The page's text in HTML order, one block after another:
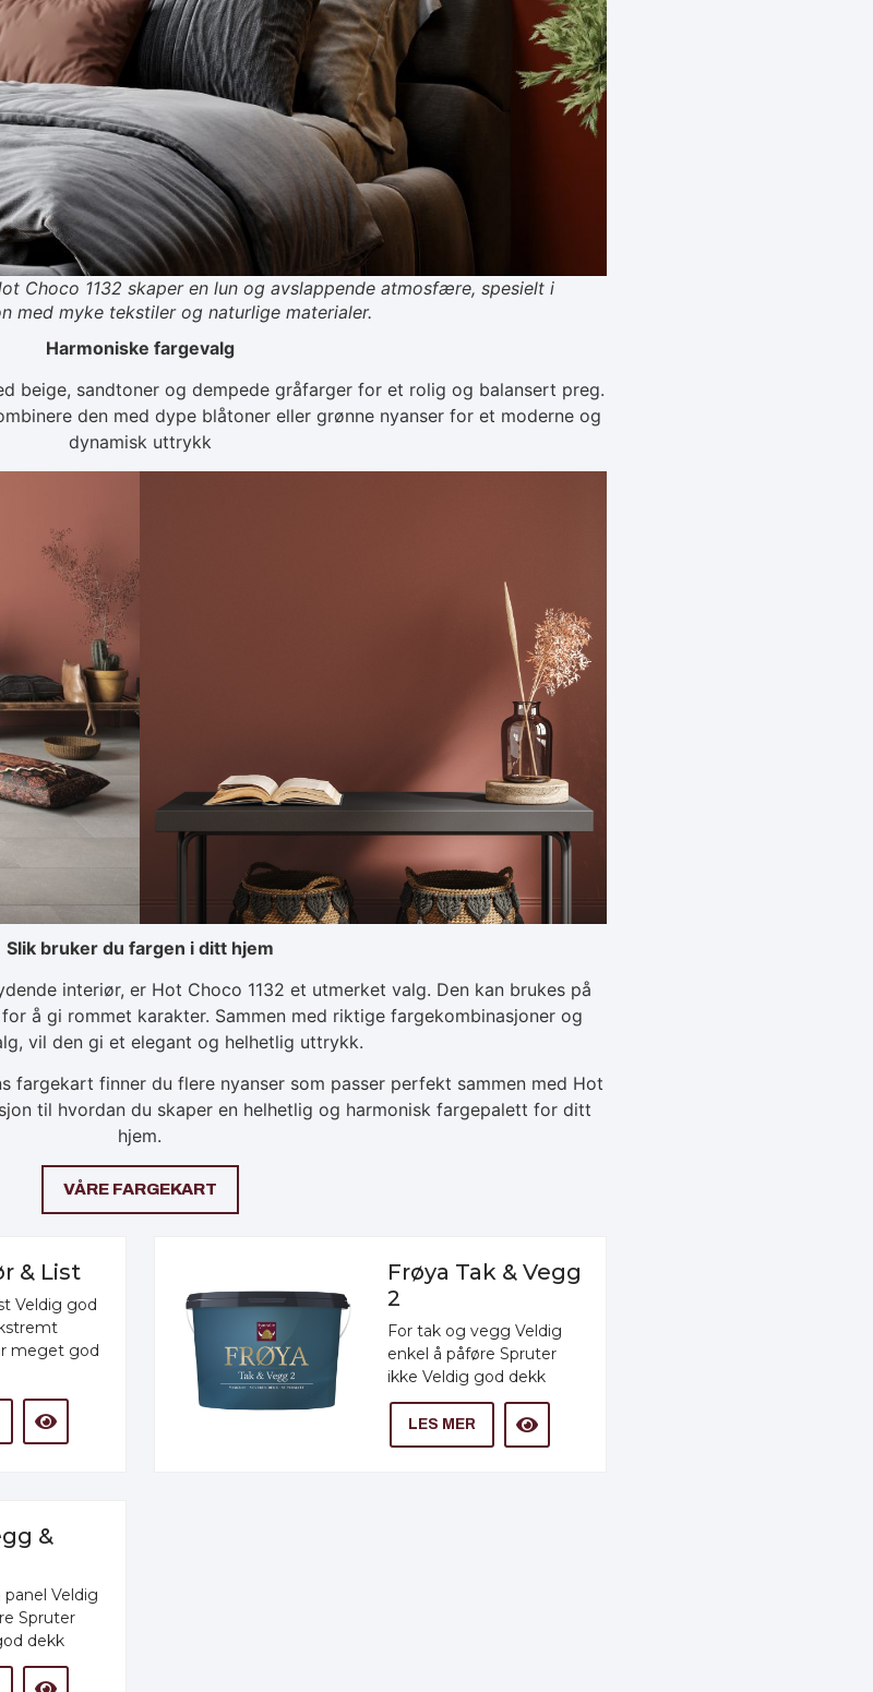
Choco 1132 skaper en lun og avslappende atmosfære, spesielt i
med myke tekstiler og naturlige materialer.
Harmoniske fargevalg
beige, sandtoner og dempede gråfarger for et rolig og balansert preg.
den med dype blåtoner eller grønne nyanser for et moderne og
dynamisk uttrykk
Slik bruker du fargen i ditt hjem
interiør, er Hot Choco 1132 et utmerket valg. Den kan brukes på
å gi rommet karakter. Sammen med riktige fargekombinasjoner og
vil den gi et elegant og helhetlig uttrykk.
fargekart finner du flere nyanser som passer perfekt sammen med Hot
til hvordan du skaper en helhetlig og harmonisk fargepalett for ditt
hjem.
VÅRE FARGEKART
& List
Veldig god
meget god
Frøya Tak & Vegg
2
For tak og vegg Veldig
enkel å påføre Spruter
ikke Veldig god dekk
LES MER
&
Veldig
Spruter
dekk